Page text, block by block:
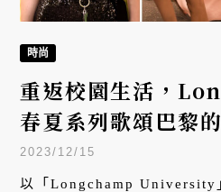
時尚
重返校園生活，
春夏系列歌頌巴黎
2023/12/15
以「Longchamp University